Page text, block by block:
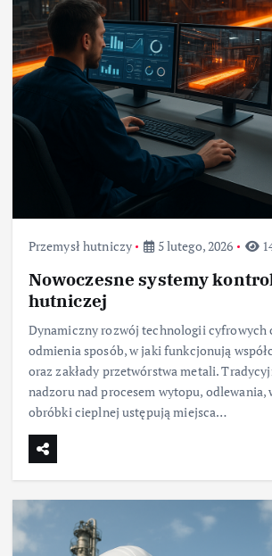
Przemysł hutniczy 5 lutego, 2026
Nowoczesne systemy
hutniczej
Dynamiczny rozwój technologii cyfrowych
odmienia sposób, w jaki funkcjonują
oraz zakłady przetwórstwa metali.
nadzoru nad procesem wytopu, odlewania,
obróbki cieplnej ustępują miejsca…